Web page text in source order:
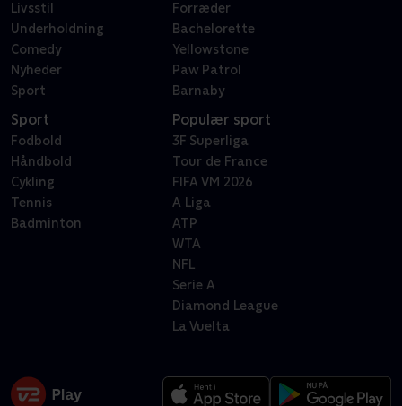
Livsstil
Underholdning
Comedy
Nyheder
Sport
Forræder
Bachelorette
Yellowstone
Paw Patrol
Barnaby
Sport
Fodbold
Håndbold
Cykling
Tennis
Badminton
Populær sport
3F Superliga
Tour de France
FIFA VM 2026
A Liga
ATP
WTA
NFL
Serie A
Diamond League
La Vuelta